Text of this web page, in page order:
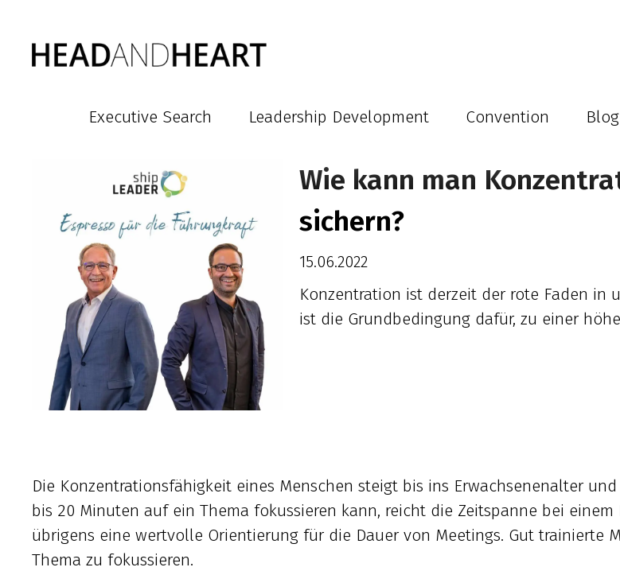
Executive Search Leadership Development Convention Blog
Wie kann man
sichern?
15.06.2022
Konzentration ist derzeit der rote Faden in
ist die Grundbedingung dafür, zu einer
Die Konzentrationsfähigkeit eines Menschen steigt bis ins Erwachsenenalter
bis 20 Minuten auf ein Thema fokussieren kann, reicht die Zeitspanne bei
übrigens eine wertvolle Orientierung für die Dauer von Meetings. Gut trainierte
Thema zu fokussieren.